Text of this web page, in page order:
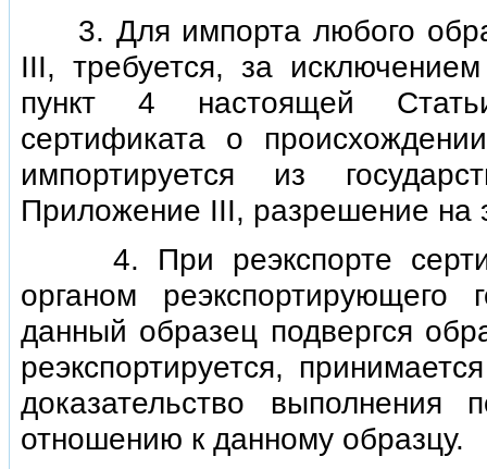
3. Для импорта любого
III, требуется, за
пункт 4 настоящей
сертификата о
импортируется из
Приложение III, разрешение на
4. При реэкспорте
органом реэкспортирующего
данный образец подвергся
реэкспортируется,
доказательство
отношению к данному образцу.